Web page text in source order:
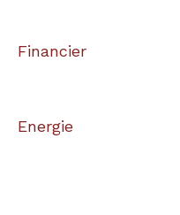
Financier
Energie